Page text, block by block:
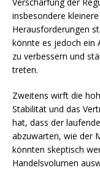
insbesondere
Herausforderungen
könnte es jedoch ein
zu verbessern und
treten.
Zweitens wirft die
Stabilität und das
hat, dass der
abzuwarten, wie der
könnten skeptisch
Handelsvolumen